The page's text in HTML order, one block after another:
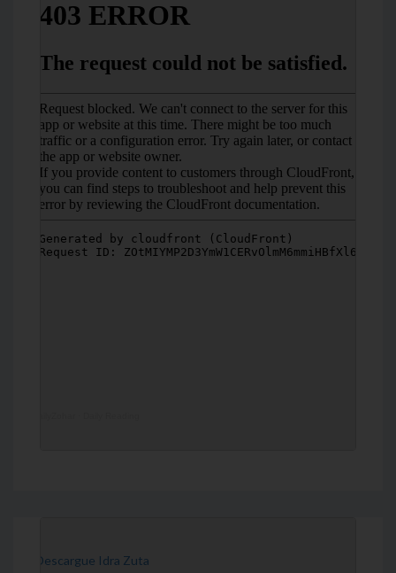
[Descargue Idra Zuta